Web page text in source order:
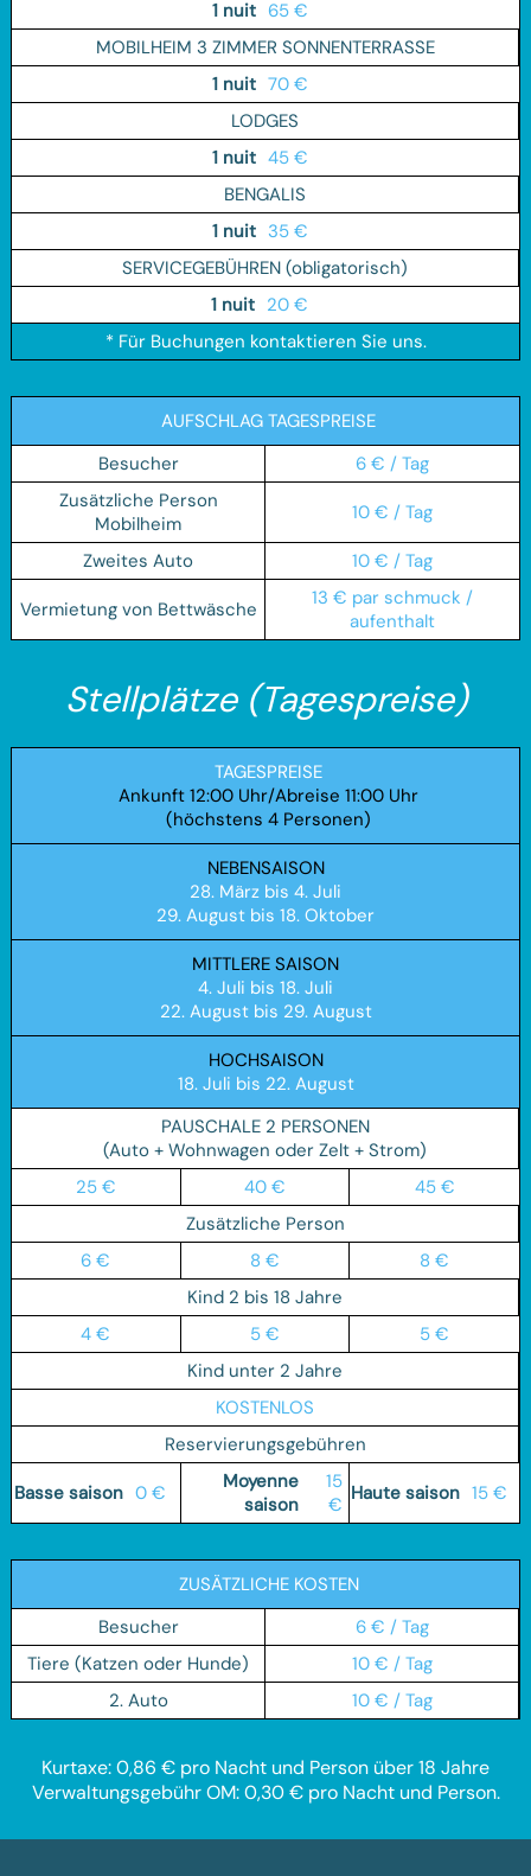
65 €
MOBILHEIM 3 ZIMMER SONNENTERRASSE
70 €
LODGES
45 €
BENGALIS
35 €
SERVICEGEBÜHREN (obligatorisch)
20 €
* Für Buchungen kontaktieren Sie uns.
AUFSCHLAG TAGESPREISE
Besucher
6 € / Tag
Zusätzliche Person
Mobilheim
10 € / Tag
Zweites Auto 10 € / Tag
Vermietung von Bettwäsche
13 € par schmuck /
aufenthalt
Stellplätze (Tagespreise)
TAGESPREISE
Ankunft 12:00 Uhr/Abreise 11:00 Uhr
(höchstens 4 Personen)
NEBENSAISON
28. März bis 4. Juli
29. August bis 18. Oktober
MITTLERE SAISON
4. Juli bis 18. Juli
22. August bis 29. August
HOCHSAISON
18. Juli bis 22. August
PAUSCHALE 2 PERSONEN
(Auto + Wohnwagen oder Zelt + Strom)
25 €
40 €
45 €
Zusätzliche Person
6 €
8 €
8 €
Kind 2 bis 18 Jahre
4 €
5 €
5 €
Kind unter 2 Jahre
KOSTENLOS
Reservierungsgebühren
0 €
15
€
15 €
ZUSÄTZLICHE KOSTEN
Besucher
6 € / Tag
Tiere (Katzen oder Hunde)
10 € / Tag
2. Auto
10 € / Tag
Kurtaxe: 0,86 € pro Nacht und Person über 18 Jahre
Verwaltungsgebühr OM: 0,30 € pro Nacht und Person.